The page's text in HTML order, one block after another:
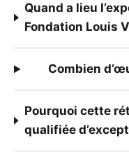
Quand a lieu
Fondation Louis
Combien
Pourquoi cette
qualifiée